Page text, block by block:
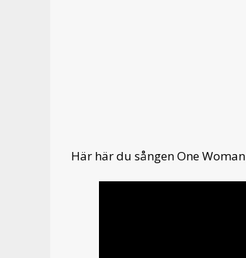
Här här du sången One Woman